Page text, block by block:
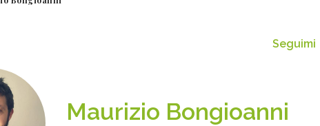
Seguimi
Maurizio Bongioanni